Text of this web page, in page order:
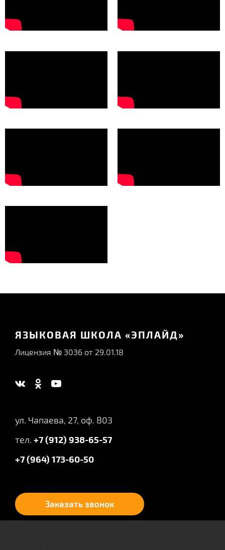
ЯЗЫКОВАЯ ШКОЛА «ЭПЛАЙД»
Лицензия № 3036 от 29.01.18
ул. Чапаева, 27, оф. 803
тел. +7 (912) 938-65-57
+7 (964) 173-60-50
Заказать звонок